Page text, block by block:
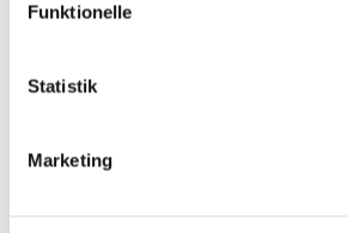
Funktionelle
Statistik
Marketing
Artikler